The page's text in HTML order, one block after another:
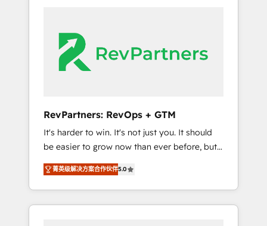
looking for...and get your next big initiative
moving!
engine. We onboard your team, migrate your
data, and build AI-powered workflows that
drive adoption from week one, in your time
from any legacy CRM. Zero downtime, full
data integrity. ➤ Implementation: Configure
HubSpot to run your revenue process. Sales,
marketing, and service wired together. ➤ AI
and Integrations: Layer Breeze AI, custom
agents, and APIs to remove manual work. ➤
Ongoing Management: Monthly tune-ups,
RevPartners: RevOps + GTM
It's harder to win. It's not just you. It should
be easier to grow now than ever before, but
it's not. So our focus is serving you, the
person responsible for the revenue number.
We do that by bridging the gap where
agencies fail: combining GTM strategy with
菁英级解决方案合作伙伴5.0